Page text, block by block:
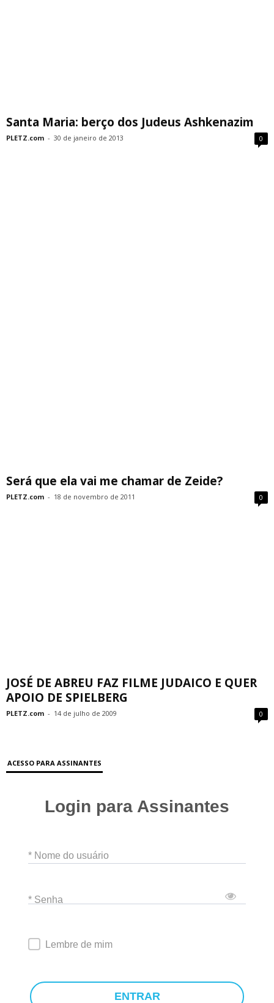
Santa Maria: berço dos Judeus Ashkenazim
PLETZ.com - 30 de janeiro de 2013 0
Será que ela vai me chamar de Zeide?
PLETZ.com - 18 de novembro de 2011 0
JOSÉ DE ABREU FAZ FILME JUDAICO E QUER
APOIO DE SPIELBERG
PLETZ.com - 14 de julho de 2009 0
ACESSO PARA ASSINANTES
Login para Assinantes
* Nome do usuário
* Senha
Lembre de mim
ENTRAR